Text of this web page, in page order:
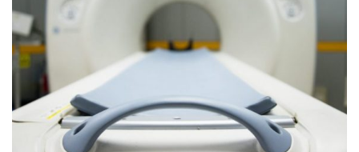
Regularne, niskie dawki THC dramatycznie poprawiły pamięć oraz
proces uczenia […]